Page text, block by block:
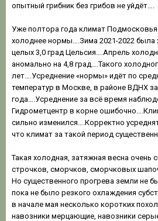
опытный грибник без грибов не уйдёт….
Уже полтора года климат
холоднее нормы….Зима 2021-2022 была
целых 3,0 град Цельсия….Апрель
аномально на 4,8 град….Такого
лет….Усреднение «нормы» идёт по
температур в Москве, в районе ВДНХ
года….Усреднение за всё время
Гидрометцентр в корне
сильно изменился….Корректно
что климат за такой период
Такая холодная, затяжная весна очень
строчков, сморчков, сморчковых
Но существенного прогрева земли не
пока не было резкого охлаждения
в начале мая несколько коротких
навозники мерцающие, навозники